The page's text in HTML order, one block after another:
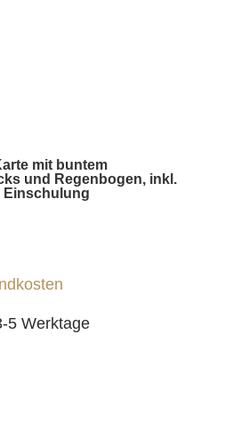
mit buntem
und Regenbogen, inkl.
Einschulung
5 Werktage